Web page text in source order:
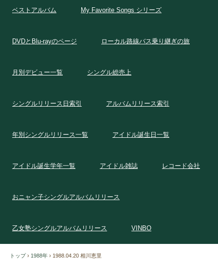
ベストアルバム My Favorite Songs シリーズ
DVDとBlu-rayのページ ローカル路線バス乗り継ぎの旅
月別デビュー一覧 シングル総売上
シングルリリース日索引 アルバムリリース索引
年別シングルリリース一覧 アイドル誕生日一覧
アイドル誕生学年一覧 アイドル雑誌 レコード会社
おニャン子シングルアルバムリリース
乙女塾シングルアルバムリリース VINBO
トップ › 1988年 › 1988.04.20 相川恵里